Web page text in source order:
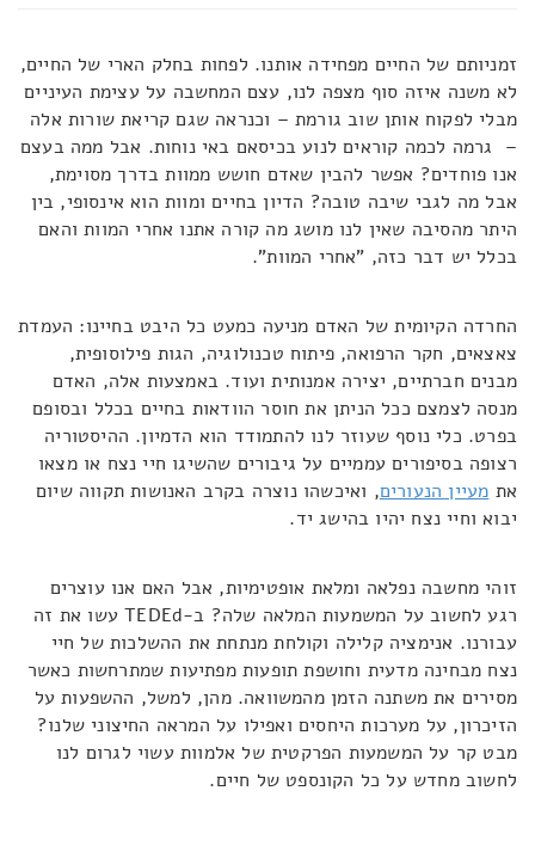
זמניותם של החיים מפחידה אותנו. לפחות בחלק הארי של החיים,
לא משנה איזה סוף מצפה לנו, עצם המחשבה על עצימת העיניים
מבלי לפקוח אותן שוב גורמת – וכנראה שגם קריאת שורות אלה
– גרמה לכמה קוראים לנוע בכיסאם באי נוחות. אבל ממה בעצם
אנו פוחדים? אפשר להבין שאדם חושש ממוות בדרך מסוימת,
אבל מה לגבי שיבה טובה? הדיון בחיים ומוות הוא אינסופי, בין
היתר מהסיבה שאין לנו מושג מה קורה אתנו אחרי המוות והאם
בכלל יש דבר כזה, "אחרי המוות".
החרדה הקיומית של האדם מניעה כמעט כל היבט בחיינו: העמדת
צאצאים, חקר הרפואה, פיתוח טכנולוגיה, הגות פילוסופית,
מבנים חברתיים, יצירה אמנותית ועוד. באמצעות אלה, האדם
מנסה לצמצם ככל הניתן את חוסר הוודאות בחיים בכלל ובסופם
בפרט. כלי נוסף שעוזר לנו להתמודד הוא הדמיון. ההיסטוריה
רצופה בסיפורים עממיים על גיבורים שהשיגו חיי נצח או מצאו
את מעיין הנעורים, ואיכשהו נוצרה בקרב האנושות תקווה שיום
יבוא וחיי נצח יהיו בהישג יד.
זוהי מחשבה נפלאה ומלאת אופטימיות, אבל האם אנו עוצרים
רגע לחשוב על המשמעות המלאה שלה? ב-TEDEd עשו את זה
עבורנו. אנימציה קלילה וקולחת מנתחת את ההשלכות של חיי
נצח מבחינה מדעית וחושפת תופעות מפתיעות שמתרחשות כאשר
מסירים את משתנה הזמן מהמשוואה. מהן, למשל, ההשפעות על
הזיכרון, על מערכות היחסים ואפילו על המראה החיצוני שלנו?
מבט קר על המשמעות הפרקטית של אלמוות עשוי לגרום לנו
לחשוב מחדש על כל הקונספט של חיים.